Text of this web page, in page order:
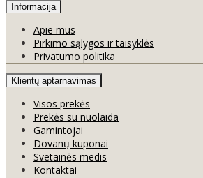
Informacija
Apie mus
Pirkimo sąlygos ir taisyklės
Privatumo politika
Klientų aptarnavimas
Visos prekės
Prekės su nuolaida
Gamintojai
Dovanų kuponai
Svetainės medis
Kontaktai